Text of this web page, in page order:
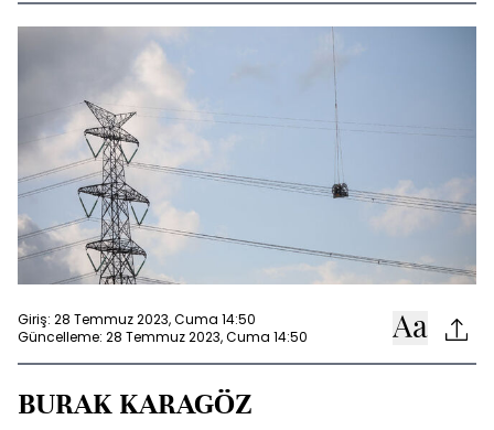
Giriş: 28 Temmuz 2023, Cuma 14:50
Güncelleme: 28 Temmuz 2023, Cuma 14:50
BURAK KARAGÖZ